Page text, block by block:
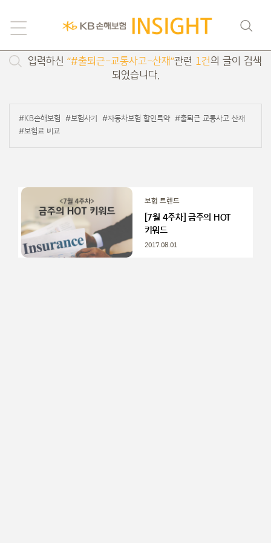
입력하신 “#출퇴근-교통사고-산재”관련 1건의 글이 검색
되었습니다.
#KB손해보험 #보험사기 #자동차보험 할인특약 #출퇴근 교통사고 산재
#보험료 비교
보험 트렌드
[7월 4주차] 금주의 HOT
키워드
2017.08.01